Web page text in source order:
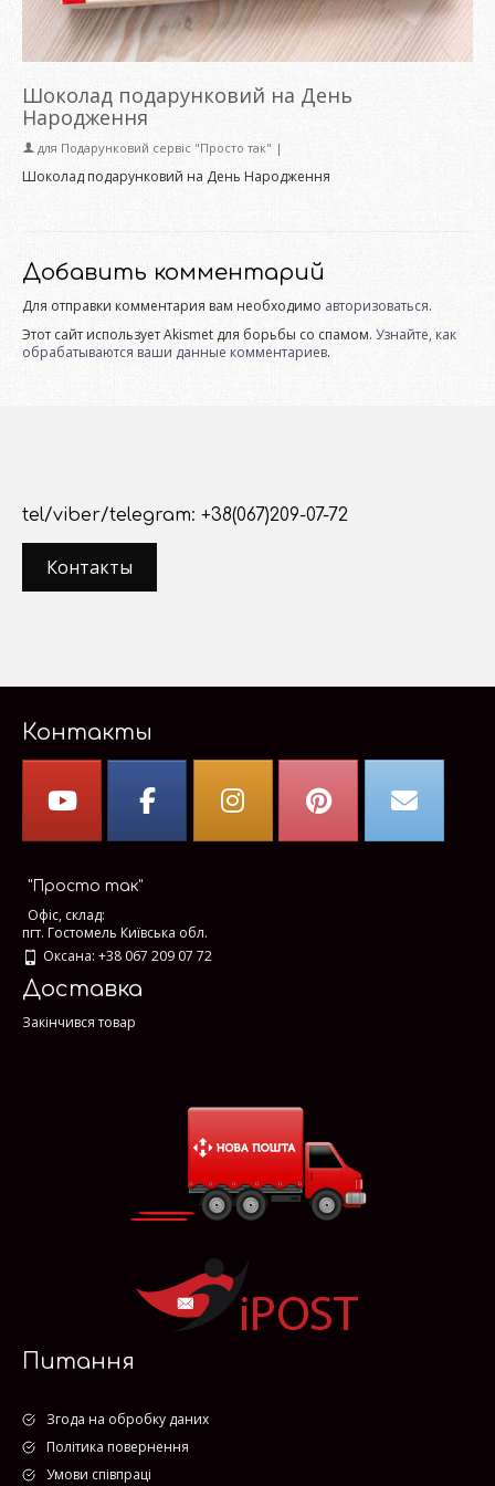
Шоколад подарунковий на День
Народження
для Подарунковий сервіс "Просто так" |
Шоколад подарунковий на День Народження
Добавить комментарий
Для отправки комментария вам необходимо авторизоваться.
Этот сайт использует Akismet для борьбы со спамом. Узнайте, как
обрабатываются ваши данные комментариев.
tel/viber/telegram: +38(067)209-07-72
Контакты
Контакты
"Просто так"
Офіс, склад:
пгт. Гостомель Київська обл.
Оксана: +38 067 209 07 72
Доставка
Закінчився товар
Питання
Згода на обробку даних
Політика повернення
Умови співпраці